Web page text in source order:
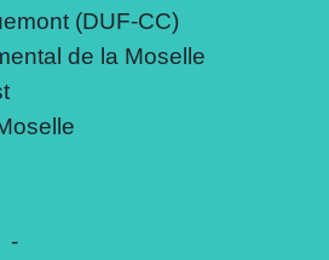
(DUF-CC)
de la Moselle
-